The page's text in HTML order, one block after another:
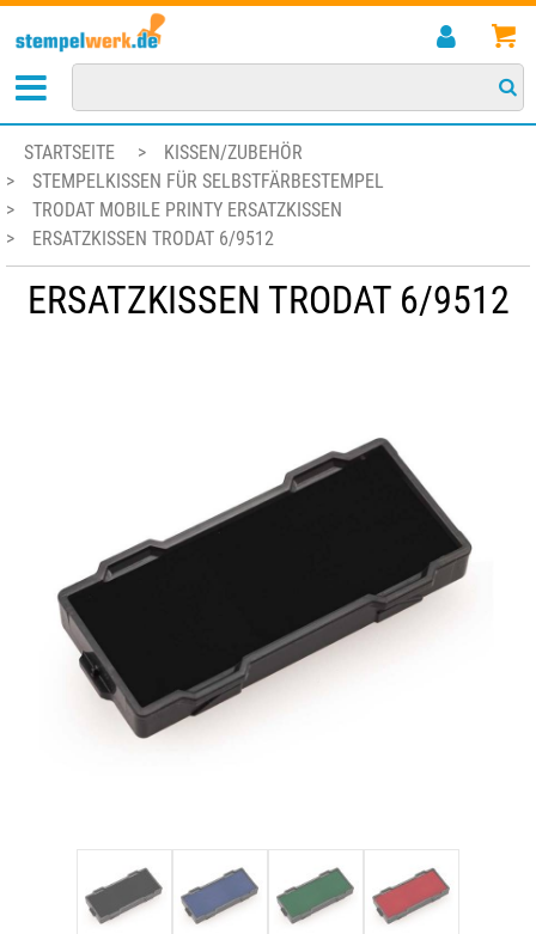
STARTSEITE >
KISSEN/ZUBEHÖR
>
STEMPELKISSEN FÜR SELBSTFÄRBESTEMPEL
>
TRODAT MOBILE PRINTY ERSATZKISSEN
>
ERSATZKISSEN TRODAT 6/9512
ERSATZKISSEN TRODAT 6/9512